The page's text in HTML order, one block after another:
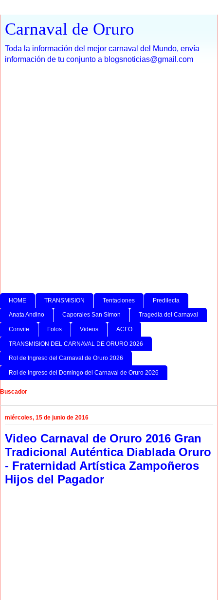
Carnaval de Oruro
Toda la información del mejor carnaval del Mundo, envía
información de tu conjunto a blogsnoticias@gmail.com
HOME TRANSMISION Tentaciones Predilecta
Anata Andino Caporales San Simon Tragedia del Carnaval
Convite Fotos Videos ACFO
TRANSMISION DEL CARNAVAL DE ORURO 2026
Rol de Ingreso del Carnaval de Oruro 2026
Rol de ingreso del Domingo del Carnaval de Oruro 2026
Buscador
miércoles, 15 de junio de 2016
Video Carnaval de Oruro 2016 Gran
Tradicional Auténtica Diablada Oruro
- Fraternidad Artística Zampoñeros
Hijos del Pagador